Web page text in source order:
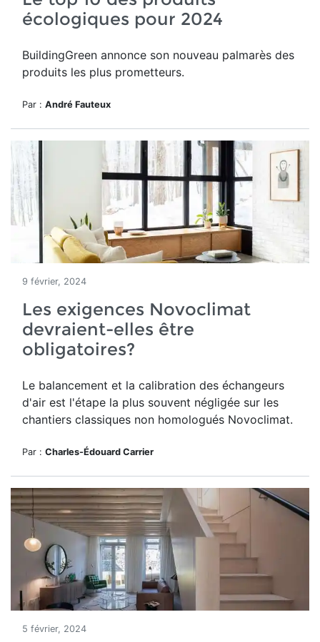
écologiques pour 2024
BuildingGreen annonce son nouveau palmarès des
produits les plus prometteurs.
Par : André Fauteux
9 février, 2024
Les exigences Novoclimat
devraient-elles être
obligatoires?
Le balancement et la calibration des échangeurs
d'air est l'étape la plus souvent négligée sur les
chantiers classiques non homologués Novoclimat.
Par : Charles-Édouard Carrier
5 février, 2024